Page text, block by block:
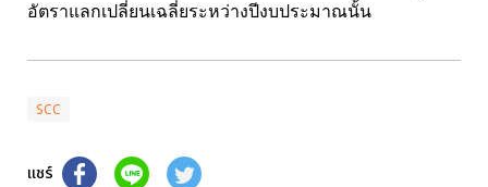
อัตราแลกเปลี่ยนเฉลี่ยระหว่างปีงบประมาณนั้น
SCC
แชร์